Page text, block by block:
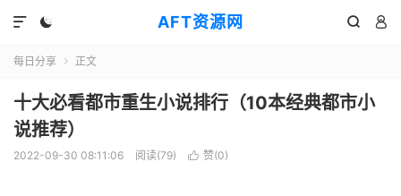
AFT资源网
  

每日分享  正文
十大必看都市重生小说排行（10本经典都市小
说推荐）
2022-09-30 08:11:06 阅读(79)  赞(0)